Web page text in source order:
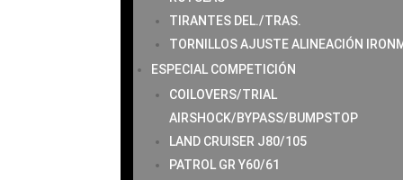
TIRANTES DEL./TRAS.
TORNILLOS AJUSTE ALINEACIÓN
ESPECIAL COMPETICIÓN
COILOVERS/TRIAL
AIRSHOCK/BYPASS/BUMPSTOP
LAND CRUISER J80/105
PATROL GR Y60/61